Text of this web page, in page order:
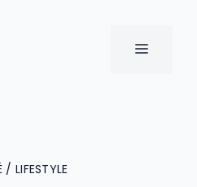
MENU
/ LIFESTYLE